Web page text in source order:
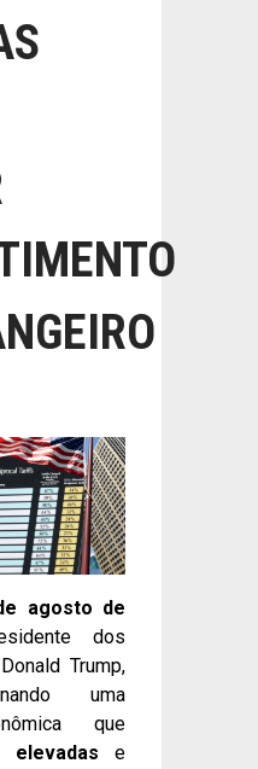
agosto de
dos
Trump,
uma
que
elevadas e